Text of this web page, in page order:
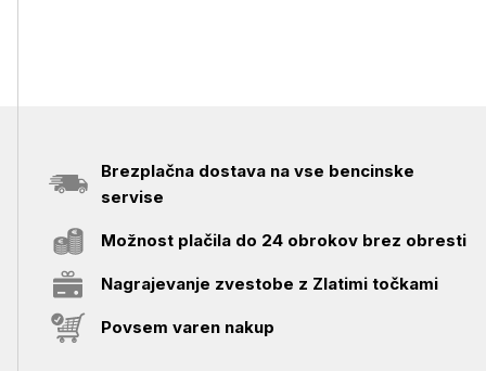
Brezplačna dostava na vse bencinske
servise
Možnost plačila do 24 obrokov brez obresti
Nagrajevanje zvestobe z Zlatimi točkami
Povsem varen nakup